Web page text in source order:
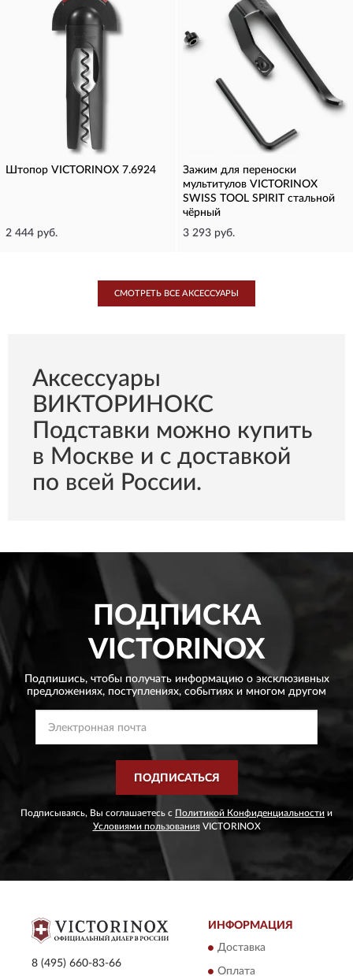
Штопор VICTORINOX 7.6924
2 444 руб.
Зажим для переноски
мультитулов VICTORINOX
SWISS TOOL SPIRIT стальной
чёрный
3 293 руб.
СМОТРЕТЬ ВСЕ AКСЕССУАРЫ
Aксессуары
ВИКТОРИНОКС
Подставки можно купить
в Москве и с доставкой
по всей России.
ПОДПИСКА
VICTORINOX
Подпишись, чтобы получать информацию о эксклюзивных
предложениях, поступлениях, событиях и многом другом
ПОДПИСАТЬСЯ
Подписываясь, Вы соглашаетесь с Политикой Конфиденциальности и
Условиями пользованияVICTORINOX
8 (495) 660-83-66
ИНФОРМАЦИЯ
Доставка
Оплата